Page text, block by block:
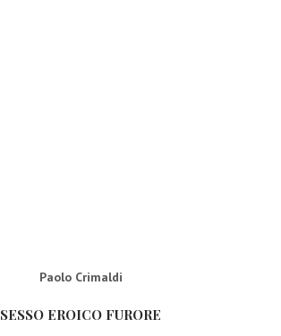
Paolo Crimaldi
SESSO EROICO FURORE